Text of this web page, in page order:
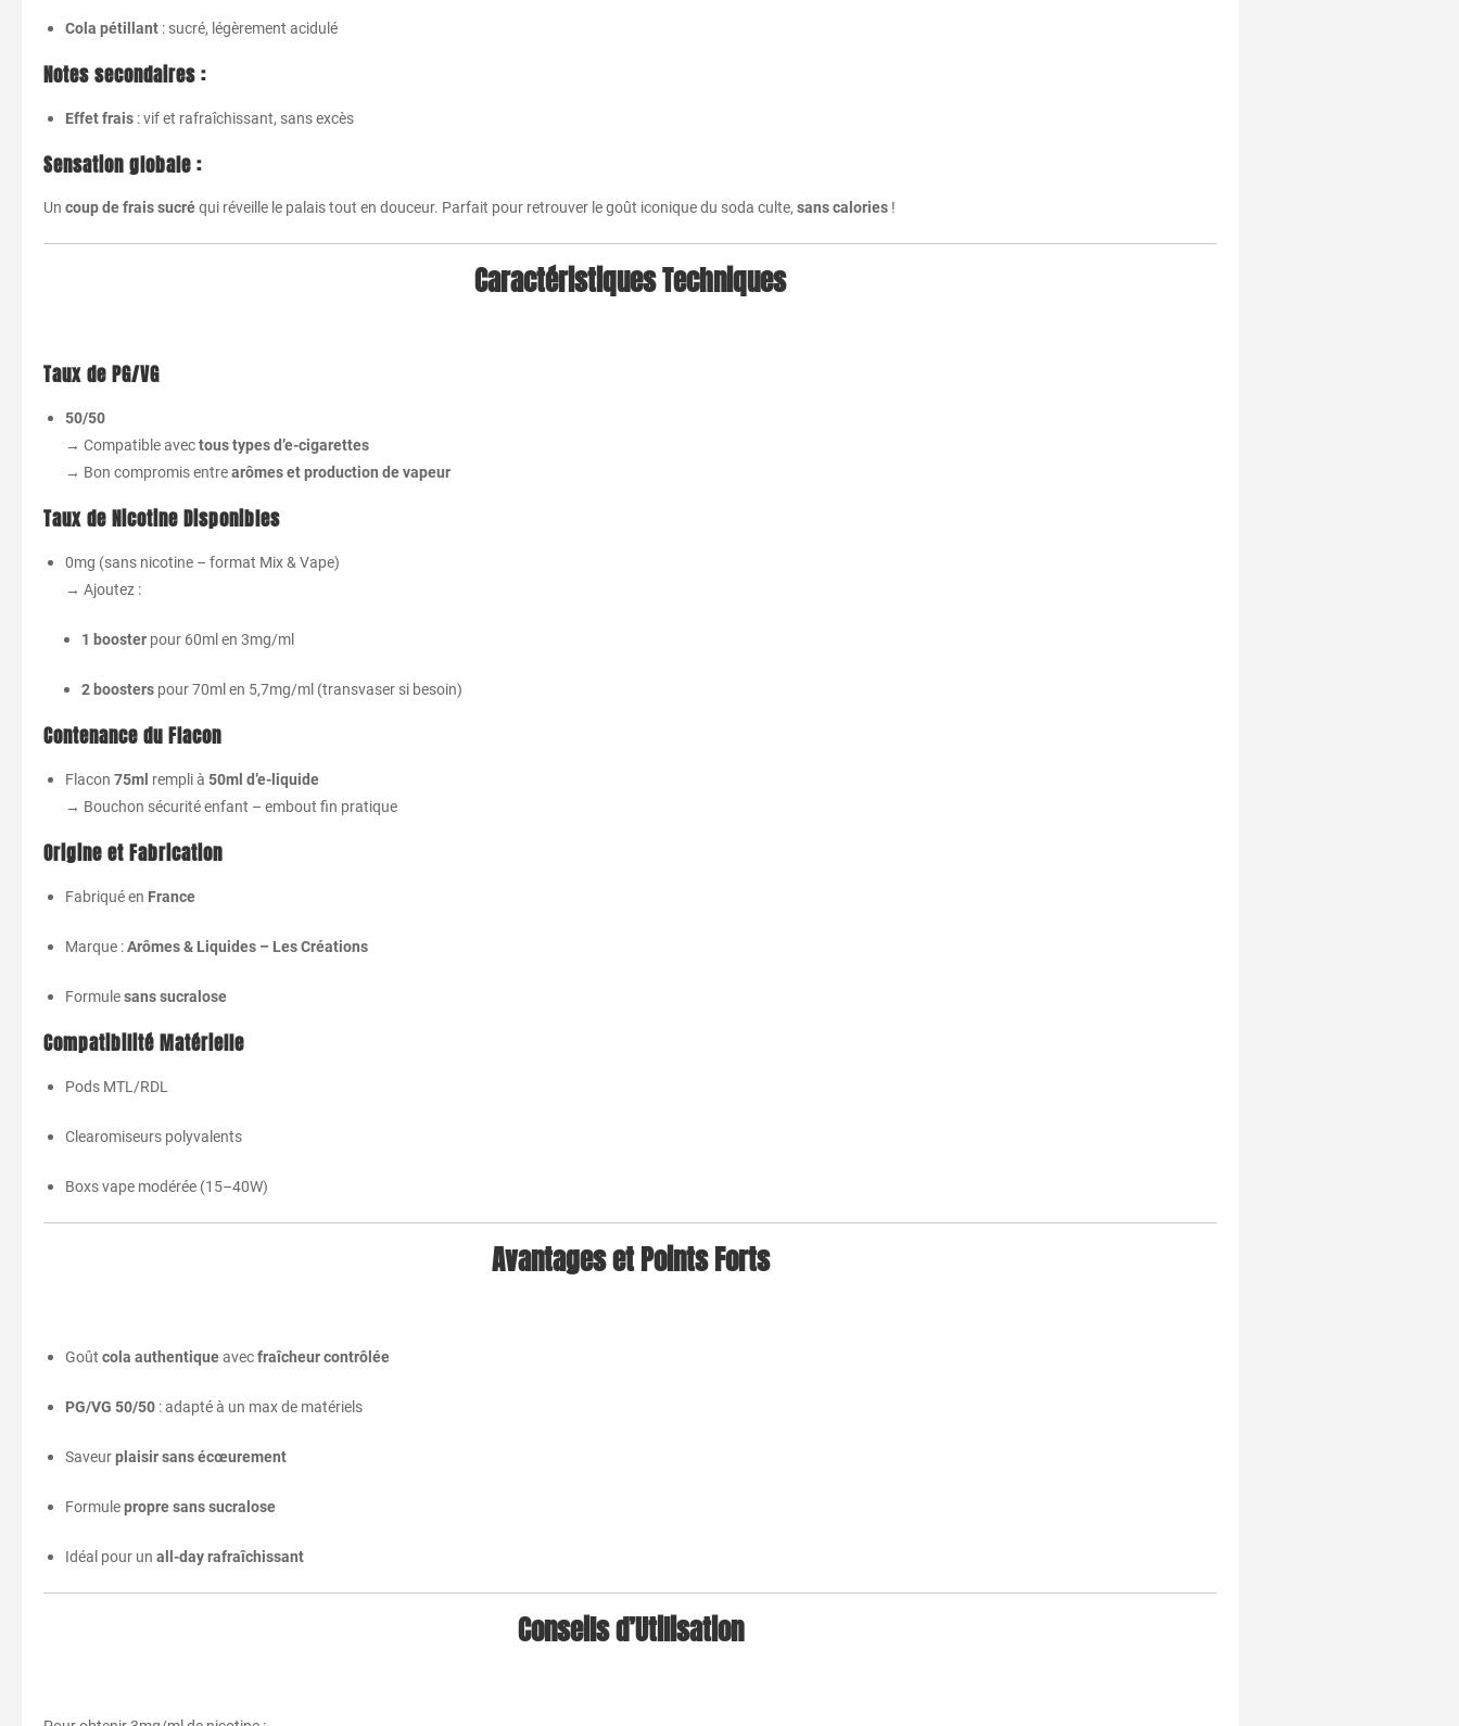
Cola pétillant : sucré, légèrement acidulé
Notes secondaires :
Effet frais : vif et rafraîchissant, sans excès
Sensation globale :
Un coup de frais sucréqui réveille le palais tout en douceur. Parfait pour retrouver le goût iconique du soda culte, sans calories !
Caractéristiques Techniques
Taux de PG/VG
50/50
→ Compatible avectous types d’e-cigarettes
→ Bon compromis entrearômes et production de vapeur
Taux de Nicotine Disponibles
0mg (sans nicotine – format Mix & Vape)
→ Ajoutez :
1 booster pour 60ml en 3mg/ml
2 boosters pour 70ml en 5,7mg/ml (transvaser si besoin)
Contenance du Flacon
Flacon 75ml rempli à 50ml d’e-liquide
→ Bouchon sécurité enfant – embout fin pratique
Origine et Fabrication
Fabriqué en France
Marque :Arômes & Liquides – Les Créations
Formulesans sucralose
Compatibilité Matérielle
Pods MTL/RDL
Clearomiseurs polyvalents
Boxs vape modérée (15–40W)
Avantages et Points Forts
Goût cola authentiqueavecfraîcheur contrôlée
PG/VG 50/50 : adapté à un max de matériels
Saveurplaisir sans écœurement
Formulepropre sans sucralose
Idéal pour un all-day rafraîchissant
Conseils d’Utilisation